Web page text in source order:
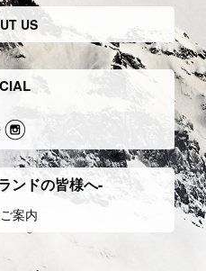
US
ンドの皆様へ-
案内